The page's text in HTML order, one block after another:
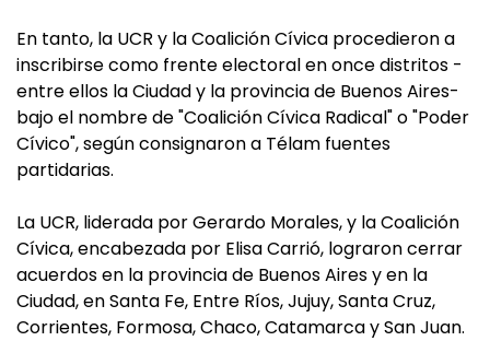
En tanto, la UCR y la Coalición Cívica procedieron a
inscribirse como frente electoral en once distritos -
entre ellos la Ciudad y la provincia de Buenos Aires-
bajo el nombre de "Coalición Cívica Radical" o "Poder
Cívico", según consignaron a Télam fuentes
partidarias.
La UCR, liderada por Gerardo Morales, y la Coalición
Cívica, encabezada por Elisa Carrió, lograron cerrar
acuerdos en la provincia de Buenos Aires y en la
Ciudad, en Santa Fe, Entre Ríos, Jujuy, Santa Cruz,
Corrientes, Formosa, Chaco, Catamarca y San Juan.